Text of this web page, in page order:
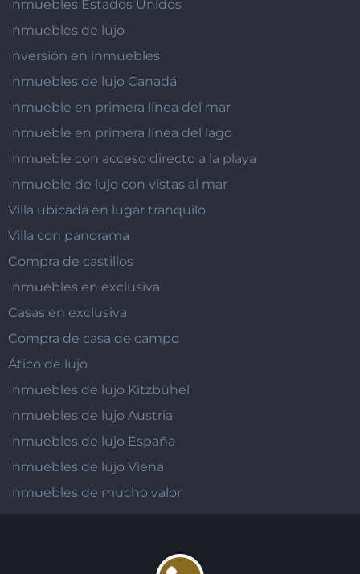
Inmuebles Estados Unidos
Inmuebles de lujo
Inversión en inmuebles
Inmuebles de lujo Canadá
Inmueble en primera línea del mar
Inmueble en primera línea del lago
Inmueble con acceso directo a la playa
Inmueble de lujo con vistas al mar
Villa ubicada en lugar tranquilo
Villa con panorama
Compra de castillos
Inmuebles en exclusiva
Casas en exclusiva
Compra de casa de campo
Ático de lujo
Inmuebles de lujo Kitzbühel
Inmuebles de lujo Austria
Inmuebles de lujo España
Inmuebles de lujo Viena
Inmuebles de mucho valor